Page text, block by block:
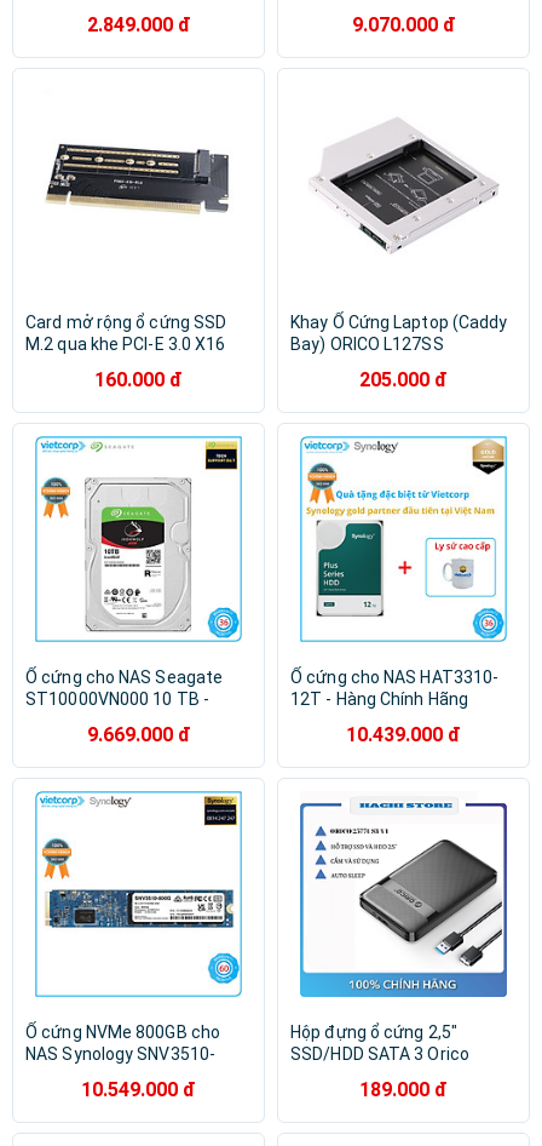
2.849.000 đ 9.070.000 đ
Card mở rộng ổ cứng SSD
M.2 qua khe PCI-E 3.0 X16
chính hãng160.000 đ
Khay Ổ Cứng Laptop (Caddy
Bay) ORICO L127SS
205.000 đ
Ổ cứng cho NAS Seagate
ST10000VN000 10 TB -
9.669.000 đ
Ổ cứng cho NAS HAT3310-
12T - Hàng Chính Hãng
10.439.000 đ
Ổ cứng NVMe 800GB cho
NAS Synology SNV3510-
10.549.000 đ
Hộp đựng ổ cứng 2,5"
SSD/HDD SATA 3 Orico
189.000 đ